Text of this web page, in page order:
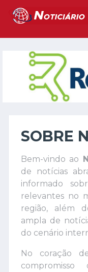
SOBRE
Bem-vindo ao
de notícias
informado
relevantes no
região, além
ampla de
do cenário
No coração